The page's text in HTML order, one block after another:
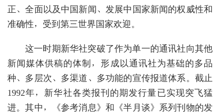
正、全面以及中国新闻、发展中国家新闻的权威性和
准确性，受到第三世界国家欢迎。
这一时期新华社突破了作为单一的通讯社向其他
新闻媒体供稿的体制，形成以通讯社为基础的多品
种、多层次、多渠道、多功能的宣传报道体系。截止
1992年，新华社各类报刊的期发行量已实现突飞猛
进。其中，《参考消息》和《半月谈》系列刊物的发